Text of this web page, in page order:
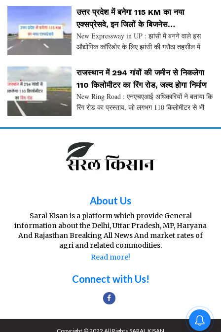
खुलेगा। जयपुर मुख्यालय फिर सबसे कम कीमत वा
उत्तर प्रदेश में बनेगा 115 KM का नया
एक्सप्रेसवे, इन जिलों के बिजनेस
को मिलेगी रफ्तार
New Expressway in UP : झांसी में बनने वाले इस
औद्योगिक कॉरिडोर के लिए झांसी की गरौठा तहसील में
कॉरिडोर विकसित किया जा रहा है। इसके साथ ही सदर
तहसील के 33
राजस्थान में 294 गांवों की जमीन से निकलेगा
110 किलोमीटर का रिंग रोड, जल्द होगा निर्माण
New Ring Road : एनएचएआई अधिकारियों ने बताया कि
रिंग रोड का प्रस्ताव, जो लगभग 110 किलोमीटर से भी
लिए जिला कलेक्टर से 294 गांवों की जमीन की खसरावार
रिप
About Us
Saral Kisan is a platform which provide General
information about the Delhi, Uttar Pradesh, MP, Haryana
And Rajasthan Breaking All News And market rates of
agri and related commodities.
Read more!
Connect with Us!